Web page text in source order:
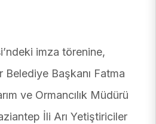
imza törenine,
Başkanı Fatma
ve Ormancılık Müdürü
İli Arı Yetiştiriciler